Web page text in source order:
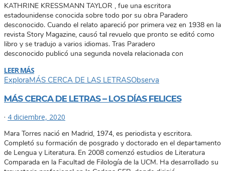
KATHRINE KRESSMANN TAYLOR , fue una escritora
estadounidense conocida sobre todo por su obra Paradero
desconocido. Cuando el relato apareció por primera vez en 1938 en la
revista Story Magazine, causó tal revuelo que pronto se editó como
libro y se tradujo a varios idiomas. Tras Paradero
desconocido publicó una segunda novela relacionada con
LEER MÁS
ExploraMÁS CERCA DE LAS LETRASObserva
MÁS CERCA DE LETRAS – LOS DÍAS FELICES
· 4 diciembre, 2020
Mara Torres nació en Madrid, 1974, es periodista y escritora.
Completó su formación de posgrado y doctorado en el departamento
de Lengua y Literatura. En 2008 comenzó estudios de Literatura
Comparada en la Facultad de Filología de la UCM. Ha desarrollado su